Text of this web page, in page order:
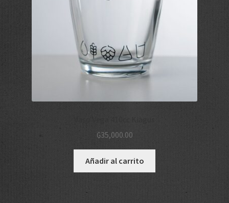
₲35,000.00
Añadir al carrito